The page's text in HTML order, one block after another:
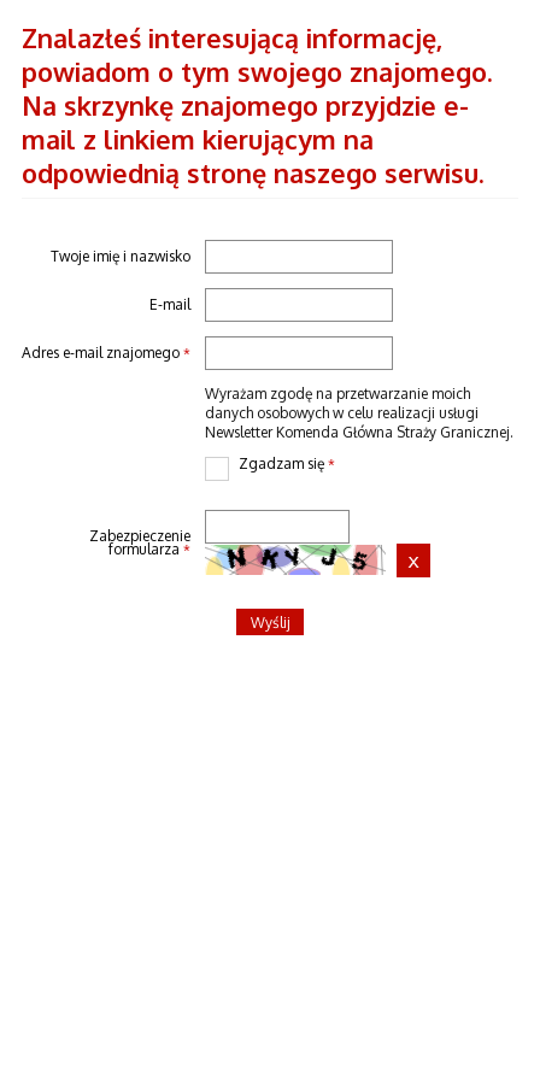
Znalazłeś interesującą informację,
powiadom o tym swojego znajomego.
Na skrzynkę znajomego przyjdzie e-
mail z linkiem kierującym na
odpowiednią stronę naszego serwisu.
Twoje imię i nazwisko
E-mail
Adres e-mail znajomego*
Wyrażam zgodę na przetwarzanie moich
danych osobowych w celu realizacji usługi
Newsletter Komenda Główna Straży Granicznej.
Zgadzam się*
Zabezpieczenie
formularza*